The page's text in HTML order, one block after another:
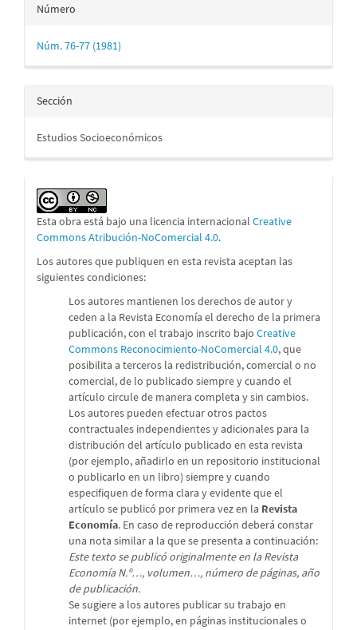
Número
Núm. 76-77 (1981)
Sección
Estudios Socioeconómicos
Esta obra está bajo una licencia internacional Creative
Commons Atribución-NoComercial 4.0.
Los autores que publiquen en esta revista aceptan las
siguientes condiciones:
Los autores mantienen los derechos de autor y
ceden a la Revista Economía el derecho de la primera
publicación, con el trabajo inscrito bajo Creative
Commons Reconocimiento-NoComercial 4.0, que
posibilita a terceros la redistribución, comercial o no
comercial, de lo publicado siempre y cuando el
artículo circule de manera completa y sin cambios.
Los autores pueden efectuar otros pactos
contractuales independientes y adicionales para la
distribución del artículo publicado en esta revista
(por ejemplo, añadirlo en un repositorio institucional
o publicarlo en un libro) siempre y cuando
especifiquen de forma clara y evidente que el
artículo se publicó por primera vez en la Revista
Economía. En caso de reproducción deberá constar
una nota similar a la que se presenta a continuación:
Este texto se publicó originalmente en la Revista
Economía N.º…, volumen…, número de páginas, año
de publicación.
Se sugiere a los autores publicar su trabajo en
internet (por ejemplo, en páginas institucionales o